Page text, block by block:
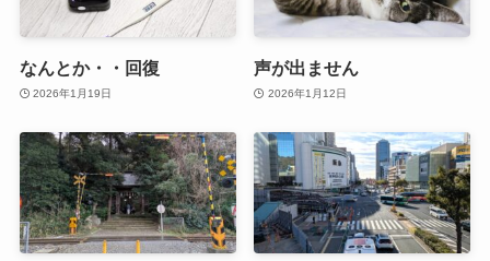
なんとか・・回復
2026年1月19日
声が出ません
2026年1月12日